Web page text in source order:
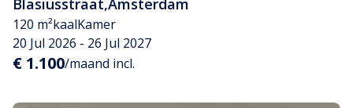
120 m²kaalKamer
20 Jul 2026 - 26 Jul 2027
€ 1.100/maand incl.